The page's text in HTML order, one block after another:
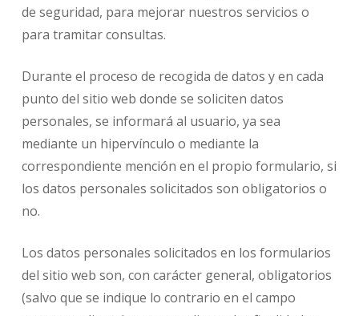
de seguridad, para mejorar nuestros servicios o
para tramitar consultas.
Durante el proceso de recogida de datos y en cada
punto del sitio web donde se soliciten datos
personales, se informará al usuario, ya sea
mediante un hipervínculo o mediante la
correspondiente mención en el propio formulario, si
los datos personales solicitados son obligatorios o
no.
Los datos personales solicitados en los formularios
del sitio web son, con carácter general, obligatorios
(salvo que se indique lo contrario en el campo